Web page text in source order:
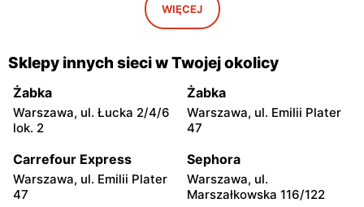
Legionowo, ul. Marsz.
Józefa Piłsudskiego 31/215
Alsen
Otwock, ul. Józefa
Poniatowskiego 1
Alsen
Radzymin, ul. Stary Rynek
18
Alsen
Elizy Orzeszkowej 5B
Alsen
Targowa 5/U3
Alsen Alsen
WIĘCEJ
Sklepy innych sieci w Twojej okolicy
Żabka
Warszawa, ul. Łucka 2/4/6
lok. 2
Żabka
Warszawa, ul. Emilii Plater
47
Carrefour Express
Warszawa, ul. Emilii Plater
47
Sephora
Warszawa, ul.
Marszałkowska 116/122